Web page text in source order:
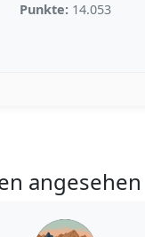
Punkte: 14.053
angesehen